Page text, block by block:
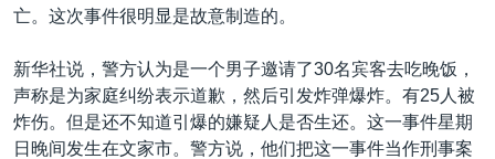
航
跳
到
印太
中东
欧洲
非洲
经济·金融·贸易
人权·法律·宗教
科教·文娱·体健
军事
美中关系
热点专题
白宫要闻
国会报道
VOA视频
VOA今日焦点
亡。这次事件很明显是故意制造的。
新华社说，警方认为是一个男子邀请了30名宾客去吃晚饭，
声称是为家庭纠纷表示道歉，然后引发炸弹爆炸。有25人被
炸伤。但是还不知道引爆的嫌疑人是否生还。这一事件星期
日晚间发生在文家市。警方说，他们把这一事件当作刑事案